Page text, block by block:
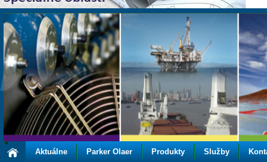
Aktuálne Parker Olaer Produkty Služby